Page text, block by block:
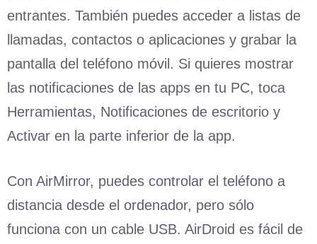
entrantes. También puedes acceder a listas de
llamadas, contactos o aplicaciones y grabar la
pantalla del teléfono móvil. Si quieres mostrar
las notificaciones de las apps en tu PC, toca
Herramientas, Notificaciones de escritorio y
Activar en la parte inferior de la app.
Con AirMirror, puedes controlar el teléfono a
distancia desde el ordenador, pero sólo
funciona con un cable USB. AirDroid es fácil de